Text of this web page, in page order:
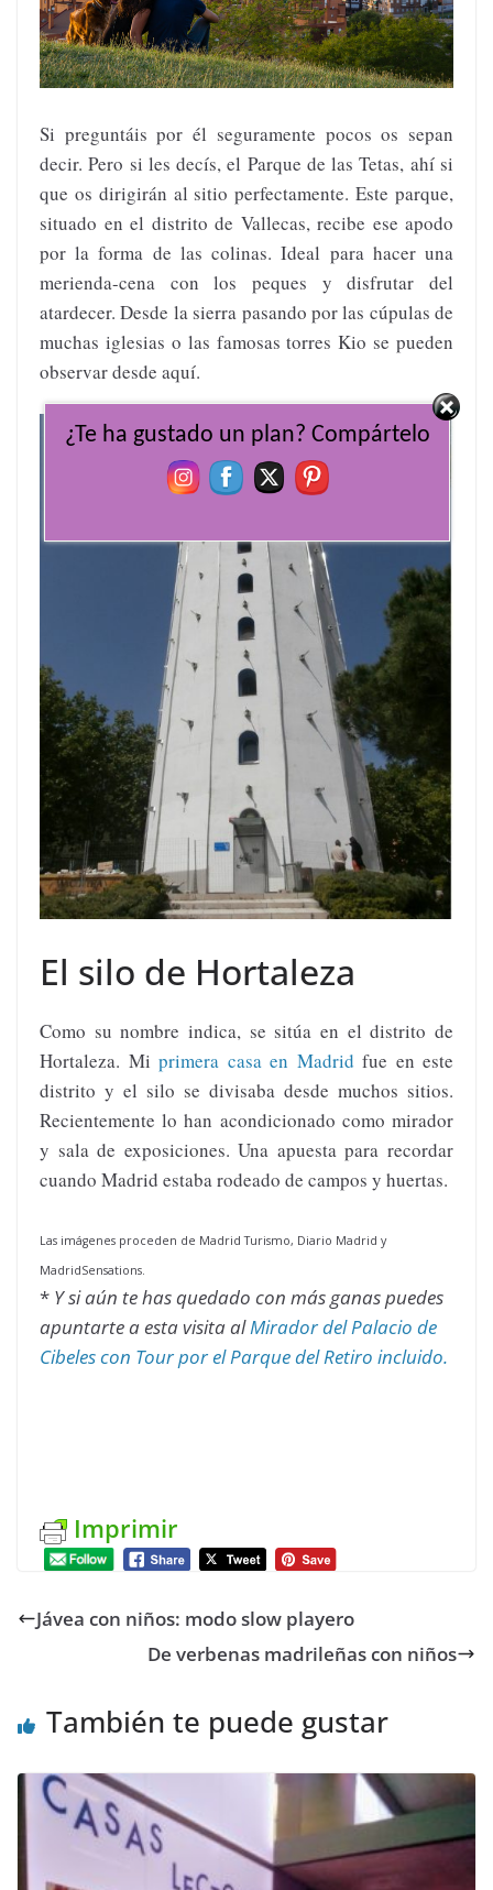
Si preguntáis por él seguramente pocos os sepan
decir. Pero si les decís, el Parque de las Tetas, ahí si
que os dirigirán al sitio perfectamente. Este parque,
situado en el distrito de Vallecas, recibe ese apodo
por la forma de las colinas. Ideal para hacer una
merienda-cena con los peques y disfrutar del
atardecer. Desde la sierra pasando por las cúpulas de
muchas iglesias o las famosas torres Kio se pueden
observar desde aquí.
El silo de Hortaleza
Como su nombre indica, se sitúa en el distrito de
Hortaleza. Mi primera casa en Madrid fue en este
distrito y el silo se divisaba desde muchos sitios.
Recientemente lo han acondicionado como mirador
y sala de exposiciones. Una apuesta para recordar
cuando Madrid estaba rodeado de campos y huertas.
Las imágenes proceden de Madrid Turismo, Diario Madrid y
MadridSensations.
* Y si aún te has quedado con más ganas puedes
apuntarte a esta visita alMirador del Palacio de
Cibeles con Tour por el Parque del Retiro incluido.
Imprimir
Jávea con niños: modo slow playero
De verbenas madrileñas con niños
También te puede gustar
¿Te ha gustado un plan? Compártelo